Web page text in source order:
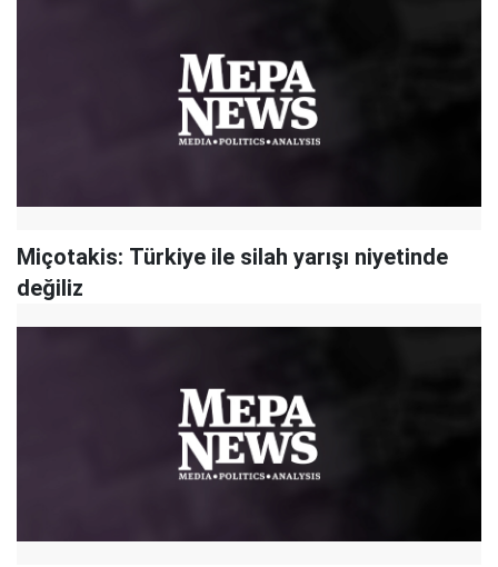
Miçotakis: Türkiye ile silah yarışı niyetinde
değiliz